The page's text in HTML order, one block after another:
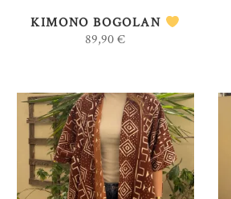
KIMONO BOGOLAN
89,90€
AJOUTER AU
PANIER